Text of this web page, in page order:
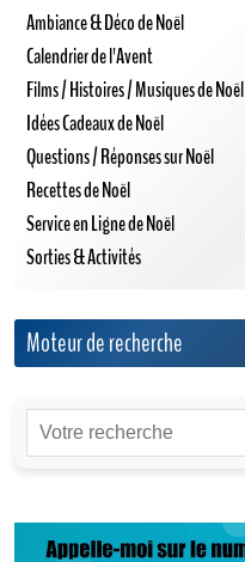
Ambiance & Déco de Noël
Calendrier de l'Avent
Films / Histoires / Musiques de Noël
Idées Cadeaux de Noël
Questions / Réponses sur Noël
Recettes de Noël
Service en Ligne de Noël
Sorties & Activités
Moteur de recherche